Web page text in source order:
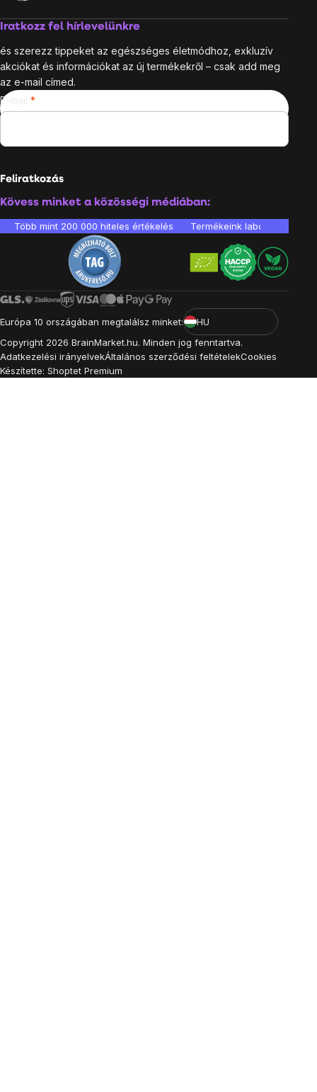
Iratkozz fel hírlevelünkre
és szerezz tippeket az egészséges életmódhoz, exkluzív
akciókat és információkat az új termékekről – csak add meg
az e-mail címed.
E-mail
Feliratkozás
Kövess minket a közösségi médiában:
Több mint 200 000 hiteles értékelés Termékeink
Európa 10 országában megtalálsz minket:
HU
Copyright 2026 BrainMarket.hu. Minden jog fenntartva.
Adatkezelési irányelvekÁltalános szerződési feltételekCookies
Készítette: Shoptet Premium